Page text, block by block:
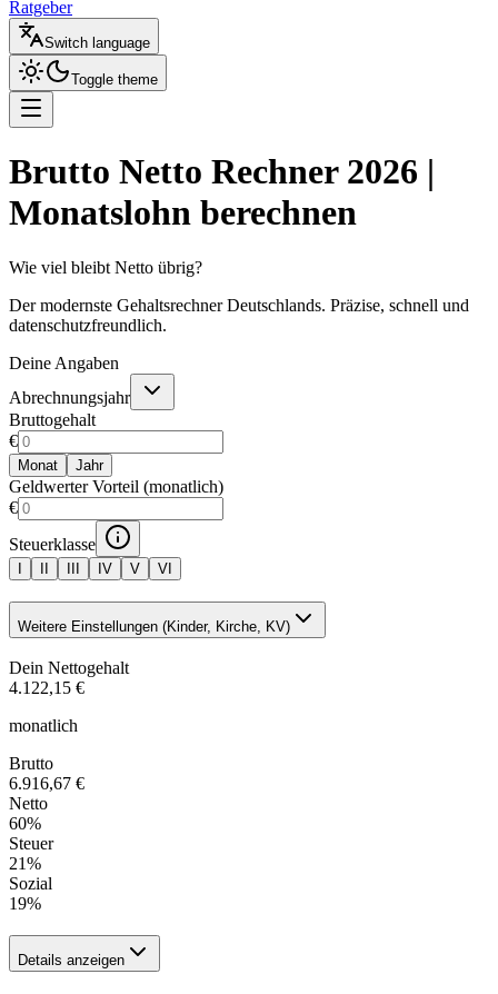
Ratgeber
Switch language
Toggle theme
Brutto Netto Rechner 2026 |
Monatslohn berechnen
Wie viel bleibt Netto übrig?
Der modernste Gehaltsrechner Deutschlands. Präzise, schnell und
datenschutzfreundlich.
Deine Angaben
Abrechnungsjahr
Bruttogehalt
€
Monat Jahr
Geldwerter Vorteil (monatlich)
€
Steuerklasse
IV V VI
Weitere Einstellungen (Kinder, Kirche, KV)
Dein Nettogehalt
4.122,15 €
monatlich
Brutto
6.916,67 €
Netto
60%
Steuer
21%
Sozial
19%
Details anzeigen